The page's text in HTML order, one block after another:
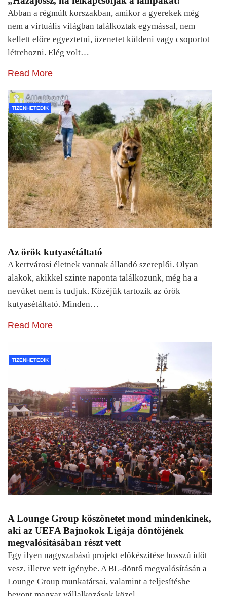
Abban a régmúlt korszakban, amikor a gyerekek még
nem a virtuális világban találkoztak egymással, nem
kellett előre egyeztetni, üzenetet küldeni vagy csoportot
létrehozni. Elég volt…
Read More
TIZENHETEDIK
Az örök kutyasétáltató
A kertvárosi életnek vannak állandó szereplői. Olyan
alakok, akikkel szinte naponta találkozunk, még ha a
nevüket nem is tudjuk. Közéjük tartozik az örök
kutyasétáltató. Minden…
Read More
TIZENHETEDIK
A Lounge Group köszönetet mond mindenkinek,
aki az UEFA Bajnokok Ligája döntőjének
megvalósításában részt vett
Egy ilyen nagyszabású projekt előkészítése hosszú időt
vesz, illetve vett igénybe. A BL-döntő megvalósításán a
Lounge Group munkatársai, valamint a teljesítésbe